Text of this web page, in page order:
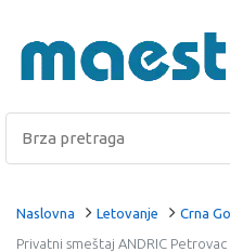
Naslovna Letovanje Crna
Privatni smeštaj ANDRIC Petrovac